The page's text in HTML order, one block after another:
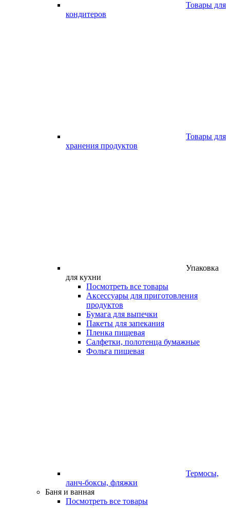
Товары для
кондитеров
Товары для
хранения продуктов
Упаковка
для кухни
Посмотреть все товары
Аксессуары для приготовления
продуктов
Бумага для выпечки
Пакеты для запекания
Пленка пищевая
Салфетки, полотенца бумажные
Фольга пищевая
Термосы,
ланч-боксы, фляжки
Баня и ванная
Посмотреть все товары